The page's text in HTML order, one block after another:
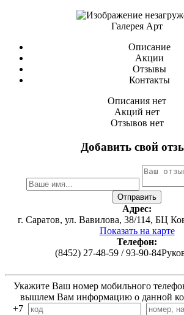
Галерея Арт
Описание
Акции
Отзывы
Контакты
Описания нет
Акций нет
Отзывов нет
Добавить свой
Адрес:
г. Саратов, ул. Вавилова, 38/114, БЦ
Показать на карте
Телефон:
(8452) 27-48-59 / 93-90-
Укажите Ваш номер мобильного
вышлем Вам информацию о данной
+7